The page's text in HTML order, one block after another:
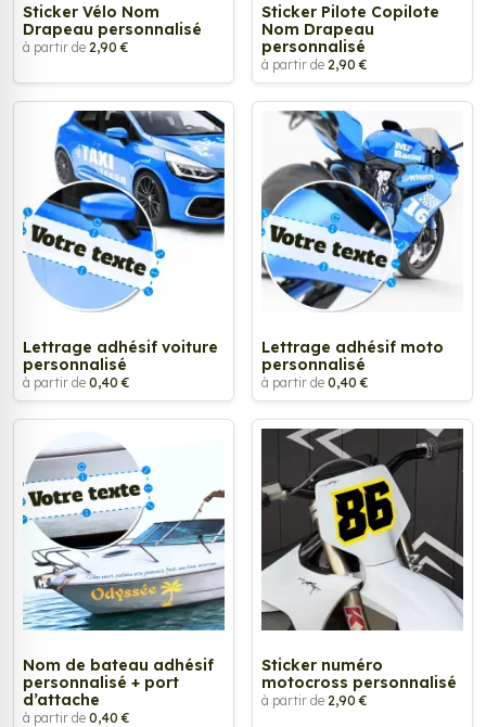
Sticker Vélo Nom
Drapeau personnalisé
à partir de 2,90 €
Sticker Pilote Copilote
Nom Drapeau
personnalisé
à partir de 2,90 €
Lettrage adhésif voiture
personnalisé
à partir de 0,40 €
Lettrage adhésif moto
personnalisé
à partir de 0,40 €
Nom de bateau adhésif
personnalisé + port
d’attache
à partir de 0,40 €
Sticker numéro
motocross personnalisé
à partir de 2,90 €